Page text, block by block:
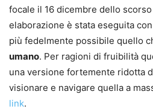
focale il 16 dicembre dello
elaborazione è stata eseguita
più fedelmente possibile quello
umano. Per ragioni di fruibilità
una versione fortemente ridotta
visionare e navigare quella a
link.